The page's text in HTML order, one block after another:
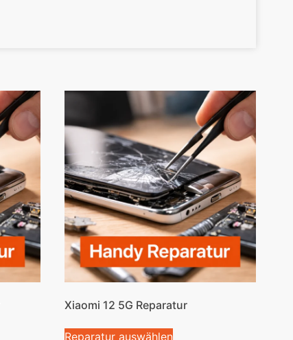
Xiaomi 12 5G Reparatur
Reparatur auswählen